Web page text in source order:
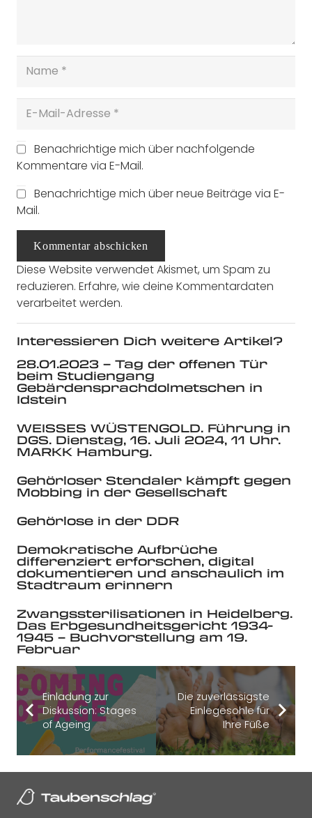
Benachrichtige mich über nachfolgende
Kommentare via E-Mail.
Benachrichtige mich über neue Beiträge via E-
Mail.
Kommentar abschicken
Diese Website verwendet Akismet, um Spam zu
reduzieren. Erfahre, wie deine Kommentardaten
verarbeitet werden.
Interessieren Dich weitere Artikel?
28.01.2023 – Tag der offenen Tür
beim Studiengang
Gebärdensprachdolmetschen in
Idstein
WEISSES WÜSTENGOLD. Führung in
DGS. Dienstag, 16. Juli 2024, 11 Uhr.
MARKK Hamburg.
Gehörloser Stendaler kämpft gegen
Mobbing in der Gesellschaft
Gehörlose in der DDR
Demokratische Aufbrüche
differenziert erforschen, digital
dokumentieren und anschaulich im
Stadtraum erinnern
Zwangssterilisationen in Heidelberg.
Das Erbgesundheitsgericht 1934-
1945 – Buchvorstellung am 19.
Februar
Einladung zur
Diskussion: Stages
of Ageing
Die zuverlässigste
Einlegesohle für
Ihre Füße